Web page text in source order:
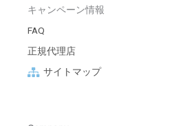
キャンペーン情報
FAQ
正規代理店
サイトマップ